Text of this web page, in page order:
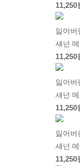
11,250
잃어버
섀넌
11,250
잃어버
섀넌
11,250
잃어버
섀넌
11,250